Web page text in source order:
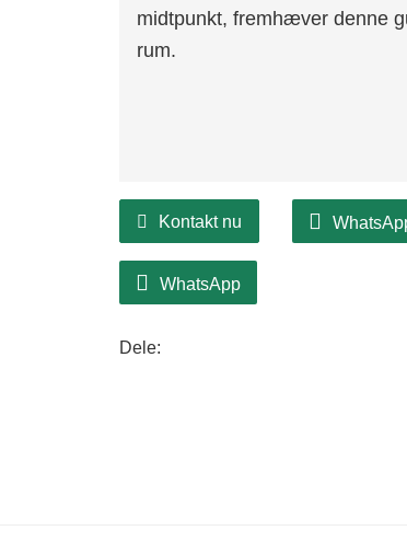
midtpunkt, fremhæver denne
rum.
Kontakt nu
WhatsApp
Dele: